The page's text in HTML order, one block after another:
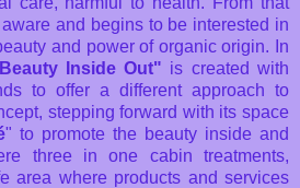
and begins to be interested in
and power of organic origin. In
Inside Out" is created with
to offer a different approach to
stepping forward with its space
" to promote the beauty inside and
three in one cabin treatments,
area where products and services